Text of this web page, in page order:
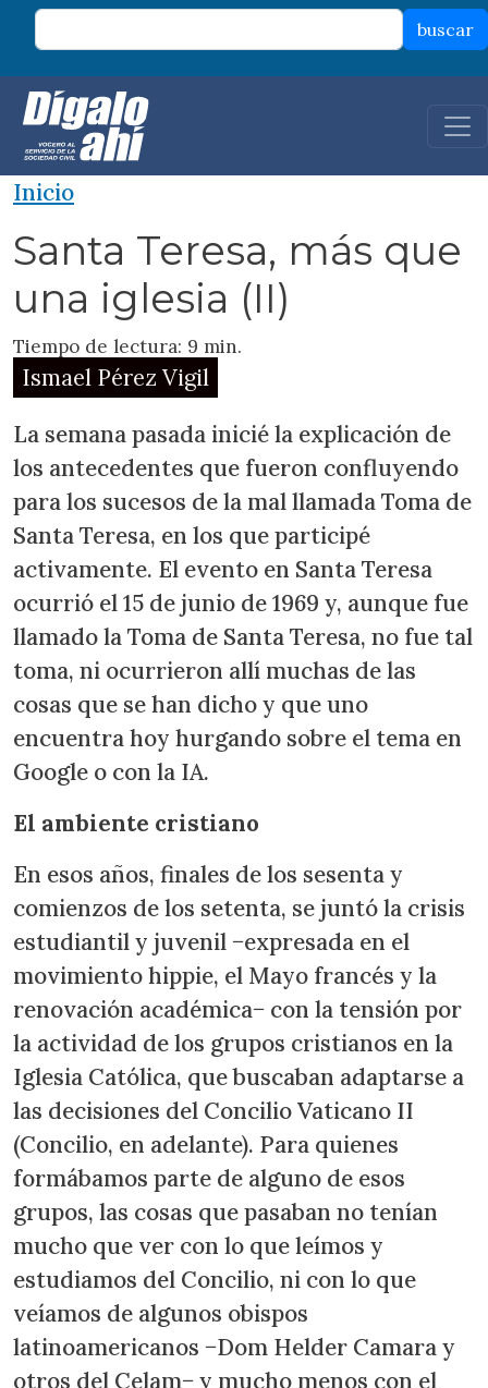
Pasar al contenido principal
buscar
Inicio
Santa Teresa, más que
una iglesia (II)
Tiempo de lectura: 9 min.
Ismael Pérez Vigil
La semana pasada inicié la explicación de
los antecedentes que fueron confluyendo
para los sucesos de la mal llamada Toma de
Santa Teresa, en los que participé
activamente. El evento en Santa Teresa
ocurrió el 15 de junio de 1969 y, aunque fue
llamado la Toma de Santa Teresa, no fue tal
toma, ni ocurrieron allí muchas de las
cosas que se han dicho y que uno
encuentra hoy hurgando sobre el tema en
Google o con la IA.
El ambiente cristiano
En esos años, finales de los sesenta y
comienzos de los setenta, se juntó la crisis
estudiantil y juvenil −expresada en el
movimiento hippie, el Mayo francés y la
renovación académica− con la tensión por
la actividad de los grupos cristianos en la
Iglesia Católica, que buscaban adaptarse a
las decisiones del Concilio Vaticano II
(Concilio, en adelante). Para quienes
formábamos parte de alguno de esos
grupos, las cosas que pasaban no tenían
mucho que ver con lo que leímos y
estudiamos del Concilio, ni con lo que
veíamos de algunos obispos
latinoamericanos −Dom Helder Camara y
otros del Celam− y mucho menos con el